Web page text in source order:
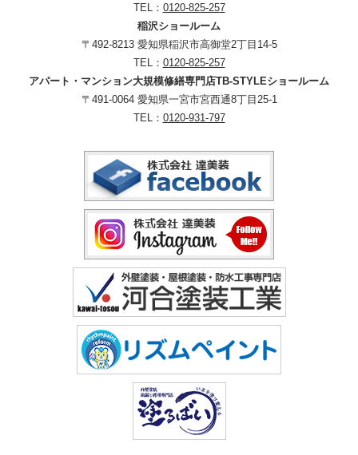
TEL： 0120-825-257
稲沢ショールーム
〒492-8213 愛知県稲沢市高御堂2丁目14-5
TEL： 0120-825-257
アパート・マンション大規模修繕専門店TB-STYLEショールーム
〒491-0064 愛知県一宮市宮西通8丁目25-1
TEL： 0120-931-797